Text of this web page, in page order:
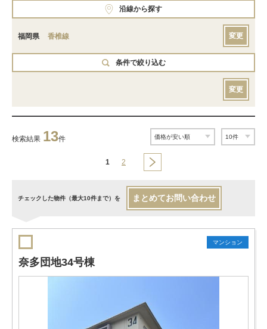
沿線から探す
福岡県 香椎線 変更
条件で絞り込む
変更
検索結果 13件
1 2
チェックした物件（最大10件まで）を まとめてお問い合わせ
マンション
奈多団地34号棟